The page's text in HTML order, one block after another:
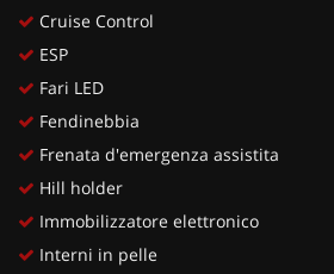
Cruise Control
ESP
Fari LED
Fendinebbia
Frenata d'emergenza assistita
Hill holder
Immobilizzatore elettronico
Interni in pelle